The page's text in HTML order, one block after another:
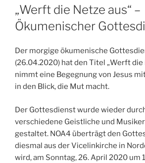
AM
„Werft die Netze aus“ –
Ökumenischer
Der morgige ökumenische
(26.04.2020) hat den Titel „Werft die
nimmt eine Begegnung von Jesus
in den Blick, die Mut macht.
Der Gottesdienst wurde wieder
verschiedene Geistliche und
gestaltet. NOA4 überträgt den
diesmal aus der Vicelinkirche in
wird, am Sonntag, 26. April 2020 um